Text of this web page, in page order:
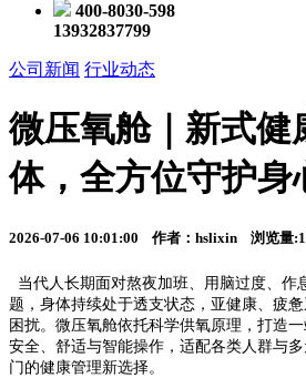
400-8030-598
13932837799
公司新闻 行业动态
微压氧舱｜新式健
体，全方位守护身
2026-07-06 10:01:00 作者：hslixin 浏览量
当代人长期面对熬夜加班、用脑过度、作
题，身体持续处于透支状态，亚健康、疲
困扰。微压氧舱依托科学供氧原理，打造
安全、舒适与智能操作，适配各类人群与
门的健康管理新选择。